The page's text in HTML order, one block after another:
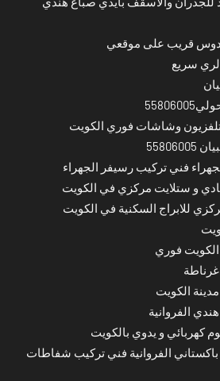
قريب على موقعي
سريع
وشاشات فوري الكويت
فني تركيب رسيفر الجهراء
و ستلايت مركزي في الكويت
للابراج السكنية في الكويت
فوري
الكويت
الفروانية
كهربائي و يدوي بالكويت
الفروانية فني تركيب شفاطات